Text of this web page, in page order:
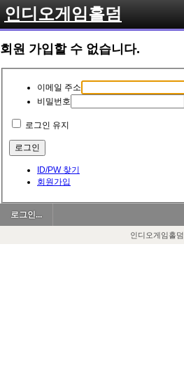
인디오게임홀덤
회원 가입할 수 없습니다.
이메일 주소
비밀번호
로그인 유지
ID/PW 찾기
회원가입
로그인...
인디오게임홀덤